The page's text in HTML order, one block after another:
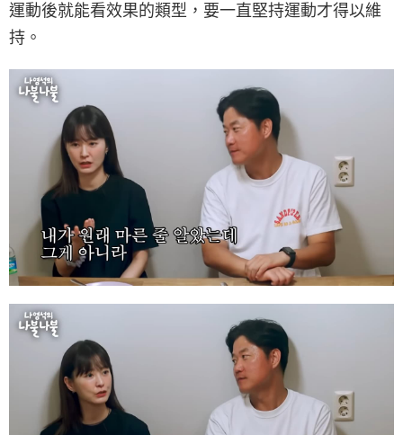
運動後就能看效果的類型，要一直堅持運動才得以維
持。